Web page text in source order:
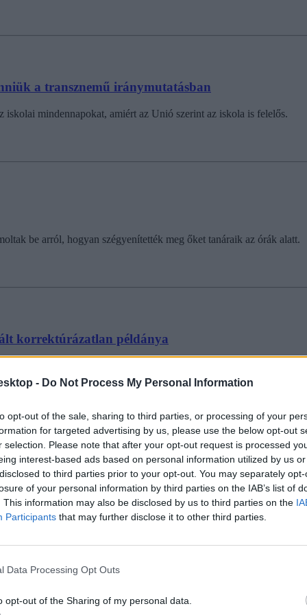
- Do Not Process My Personal Information
opt-out of the sale, sharing to third parties, or processing of your
for targeted advertising by us, please use the below opt-out
selection. Please note that after your opt-out request is processed
interest-based ads based on personal information utilized by us
to third parties prior to your opt-out. You may separately
of your personal information by third parties on the IAB’s list of
This information may also be disclosed by us to third parties on the
Participants that may further disclose it to other third parties.
Data Processing Opt Outs
opt-out of the Sharing of my personal data.
a transznemű iránymutatásban
mindennapokat, amiért az Unió szerint az iskola is felelős.
be arról, hogyan szégyenítették meg őket tanáraik az órák alatt.
korrektúrázatlan példánya
az őszi tanévkezdés előtt
szólított fel bezárásra a kormány Angliában